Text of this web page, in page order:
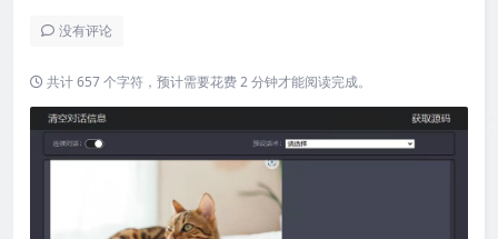
没有评论
共计 657 个字符，预计需要花费 2 分钟才能阅读完成。